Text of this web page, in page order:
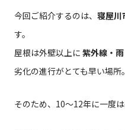
今回ご紹介するのは、 寝屋川
す。
屋根は外壁以上に 紫外線・
劣化の進行がとても早い場所。
そのため、10〜12年に一度